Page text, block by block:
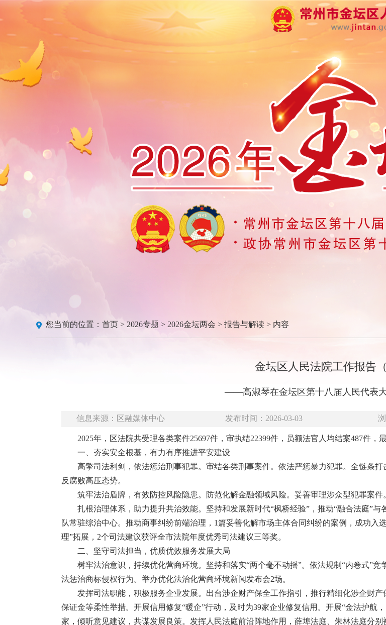
您当前的位置： 首页 > 2026专题 > 2026金坛两会 > 报告与解读 > 内容
金坛区人民法院工作报告（
——高淑琴在金坛区第十八届人民代表
信息来源：区融媒体中心 发布时间：2026-03-03
2025年，区法院共受理各类案件25697件，审执结22399件，员额法官人均结案487件，
一、夯实安全根基，有力有序推进平安建设
高擎司法利剑，依法惩治刑事犯罪。审结各类刑事案件。依法严惩暴力犯罪。全链条
反腐败高压态势。
筑牢法治盾牌，有效防控风险隐患。防范化解金融领域风险。妥善审理涉众型犯罪案件
扎根治理体系，助力提升共治效能。坚持和发展新时代“枫桥经验”，推动“融合法庭”
队常驻综治中心。推动商事纠纷前端治理，1篇妥善化解市场主体合同纠纷的案例，成功入
理”拓展，2个司法建议获评全市法院年度优秀司法建议三等奖。
二、坚守司法担当，优质优效服务发展大局
树牢法治意识，持续优化营商环境。坚持和落实“两个毫不动摇”。依法规制“内卷式”
法惩治商标侵权行为。举办优化法治化营商环境新闻发布会2场。
发挥司法职能，积极服务企业发展。出台涉企财产保全工作指引，推行精细化涉企财
保证金等柔性举措。开展信用修复“暖企”行动，及时为39家企业修复信用。开展“金法护航
家，倾听意见建议，共谋发展良策。发挥人民法庭前沿阵地作用，薛埠法庭、朱林法庭分